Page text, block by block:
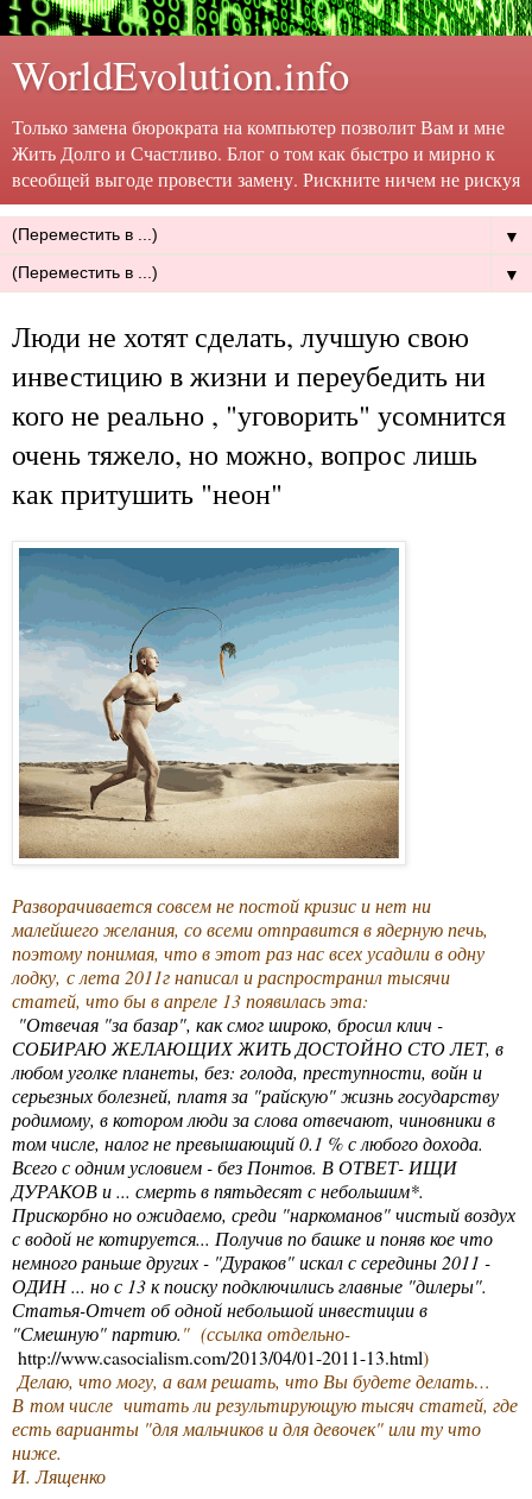
WorldEvolution.info
Только замена бюрократа на компьютер позволит Вам и мне
Жить Долго и Счастливо. Блог о том как быстро и мирно к
всеобщей выгоде провести замену. Рискните ничем не рискуя
▼
▼
Люди не хотят сделать, лучшую свою
инвестицию в жизни и переубедить ни
кого не реально , "уговорить" усомнится
очень тяжело, но можно, вопрос лишь
как притушить "неон"
Разворачивается совсем не постой кризис и нет ни
малейшего желания, со всеми отправится в ядерную печь,
поэтому понимая, что в этот раз нас всех усадили в одну
лодку, с лета 2011г написал и распространил тысячи
статей, что бы в апреле 13 появилась эта:
"Отвечая "за базар", как смог широко, бросил клич -
СОБИРАЮ ЖЕЛАЮЩИХ ЖИТЬ ДОСТОЙНО СТО ЛЕТ, в
любом уголке планеты, без: голода, преступности, войн и
серьезных болезней, платя за "райскую" жизнь государству
родимому, в котором люди за слова отвечают, чиновники в
том числе, налог не превышающий 0.1 % с любого дохода.
Всего с одним условием - без Понтов. В ОТВЕТ- ИЩИ
ДУРАКОВ и ... смерть в пятьдесят с небольшим*.
Прискорбно но ожидаемо, среди "наркоманов" чистый воздух
с водой не котируется... Получив по башке и поняв кое что
немного раньше других - "Дураков" искал с середины 2011 -
ОДИН ... но с 13 к поиску подключились главные "дилеры".
Статья-Отчет об одной небольшой инвестиции в
"Смешную" партию." (ссылка отдельно-
http://www.casocialism.com/2013/04/01-2011-13.html)
Делаю, что могу, а вам решать, что Вы будете делать…
В том числе читать ли результирующую тысяч статей, где
есть варианты "для мальчиков и для девочек" или ту что
ниже.
И. Лященко